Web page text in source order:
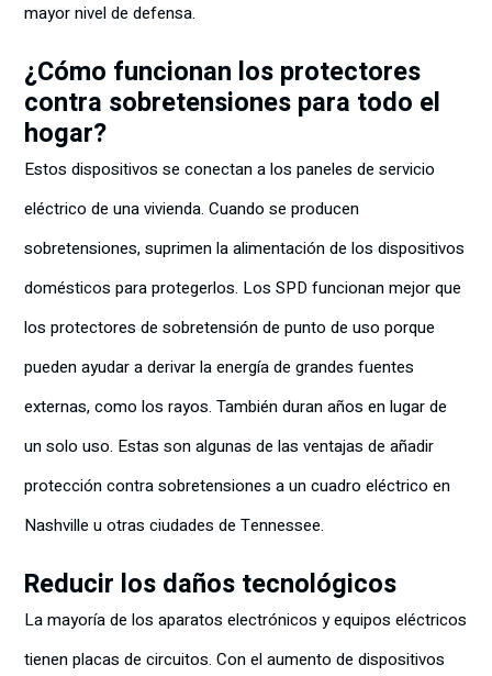
mayor nivel de defensa.
¿Cómo funcionan los protectores
contra sobretensiones para todo el
hogar?
Estos dispositivos se conectan a los paneles de servicio
eléctrico de una vivienda. Cuando se producen
sobretensiones, suprimen la alimentación de los dispositivos
domésticos para protegerlos. Los SPD funcionan mejor que
los protectores de sobretensión de punto de uso porque
pueden ayudar a derivar la energía de grandes fuentes
externas, como los rayos. También duran años en lugar de
un solo uso. Estas son algunas de las ventajas de añadir
protección contra sobretensiones a un cuadro eléctrico en
Nashville u otras ciudades de Tennessee.
Reducir los daños tecnológicos
La mayoría de los aparatos electrónicos y equipos eléctricos
tienen placas de circuitos. Con el aumento de dispositivos